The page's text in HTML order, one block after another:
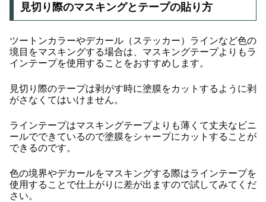
見切り際のマスキングとテープの貼り方
ツートンカラーやデカール（ステッカー）ラインなど色の
境目をマスキングする場合は、マスキングテープよりもラ
インテープを使用することをおすすめします。
見切り際のテープは剥がす時に塗膜をカットするように剥
がさなくてはいけません。
ラインテープはマスキングテープよりも薄くて丈夫なビニ
ールでできているので塗膜をシャープにカットすることが
できるのです。
色の境界やデカールをマスキングする際はラインテープを
使用することで仕上がりに差が出ますので試してみてくだ
さい。